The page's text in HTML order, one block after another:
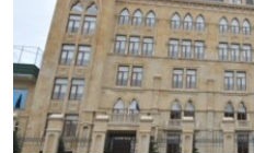
İNFOQRAFIKA
KARIKATURA
AZƏRBAYCAN ƏDƏBIYYATI
İSLAM VƏ DEMOKRATIYA
İZ - MƏDƏNIYYƏT PROQRAMI
MISSIYAMIZ
PEŞƏ ETIKASI VƏ JURNALISTIKA
MATERIALLARIMIZDAN ISTIFADƏ
AZADLIQRADIOSU MOBIL
BIZI IZLƏ
RFE/RL-in bütün saytları